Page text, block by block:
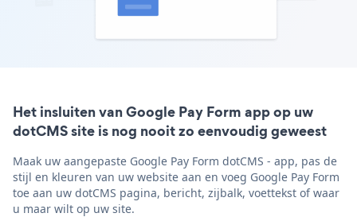
Het insluiten van Google Pay Form app op uw
dotCMS site is nog nooit zo eenvoudig geweest
Maak uw aangepaste Google Pay Form dotCMS - app, pas de
stijl en kleuren van uw website aan en voeg Google Pay Form
toe aan uw dotCMS pagina, bericht, zijbalk, voettekst of waar
u maar wilt op uw site.